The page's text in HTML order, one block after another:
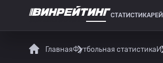
СТАТИСТИКА
ГлавнаяФутбольная статистика